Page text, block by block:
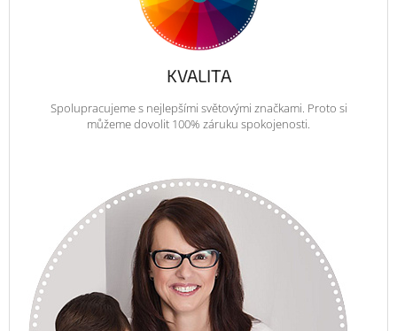
KVALITA
Spolupracujeme s nejlepšími světovými značkami. Proto si
můžeme dovolit 100% záruku spokojenosti.